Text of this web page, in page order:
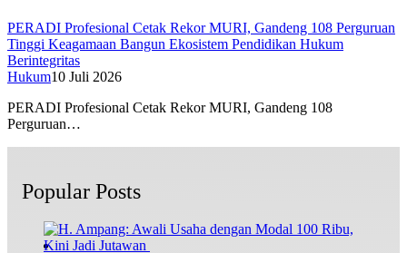
PERADI Profesional Cetak Rekor MURI, Gandeng 108 Perguruan
Tinggi Keagamaan Bangun Ekosistem Pendidikan Hukum
Berintegritas
Hukum10 Juli 2026
PERADI Profesional Cetak Rekor MURI, Gandeng 108
Perguruan…
Popular Posts